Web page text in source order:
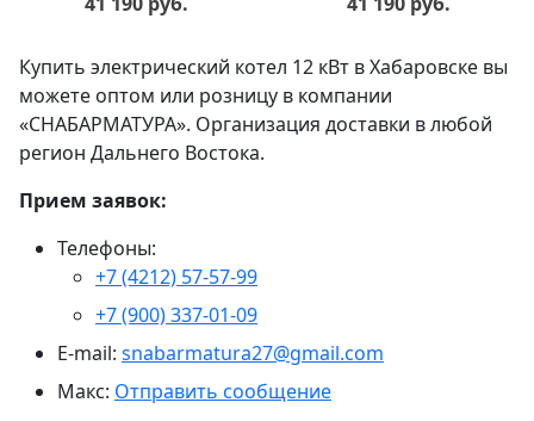
Купить электрический котел 12 кВт в Хабаровске вы
можете оптом или розницу в компании
«СНАБАРМАТУРА». Организация доставки в любой
регион Дальнего Востока.
Прием заявок:
Телефоны:
+7 (4212) 57-57-99
+7 (900) 337-01-09
E-mail: snabarmatura27@gmail.com
Макс: Отправить сообщение